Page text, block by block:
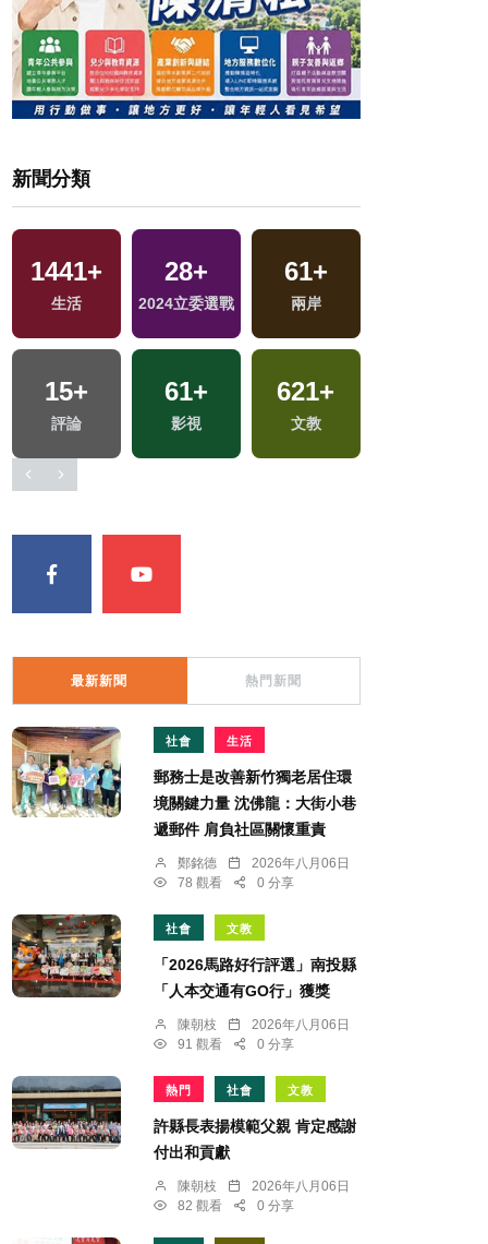
新聞分類
1441+
生活
28+
2024立委選戰
61+
兩岸
15+
評論
61+
影視
621+
文教
最新新聞 熱門新聞
社會 生活
郵務士是改善新竹獨老居住環
境關鍵力量 沈佛龍：大街小巷
遞郵件 肩負社區關懷重責
鄭銘德
2026年八月06日
78 觀看
0 分享
社會 文教
「2026馬路好行評選」南投縣
「人本交通有GO行」獲獎
陳朝枝
2026年八月06日
91 觀看
0 分享
熱門 社會 文教
許縣長表揚模範父親 肯定感謝
付出和貢獻
陳朝枝
2026年八月06日
82 觀看
0 分享